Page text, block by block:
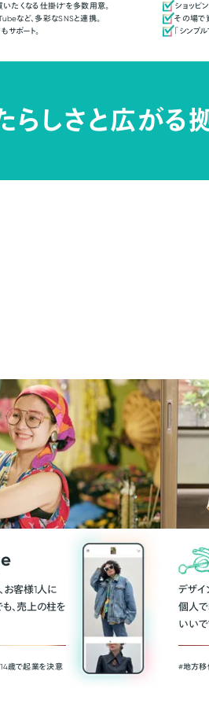
いたくなる仕掛け"を多数用意。
など、多彩なSNSと連携。
サポート。
ショッピ
その場で
「シンプ
らしさと広がる
お客様1人に
、売上の柱を
歳で起業を決意
デザイ
個人
いいで
#地方移